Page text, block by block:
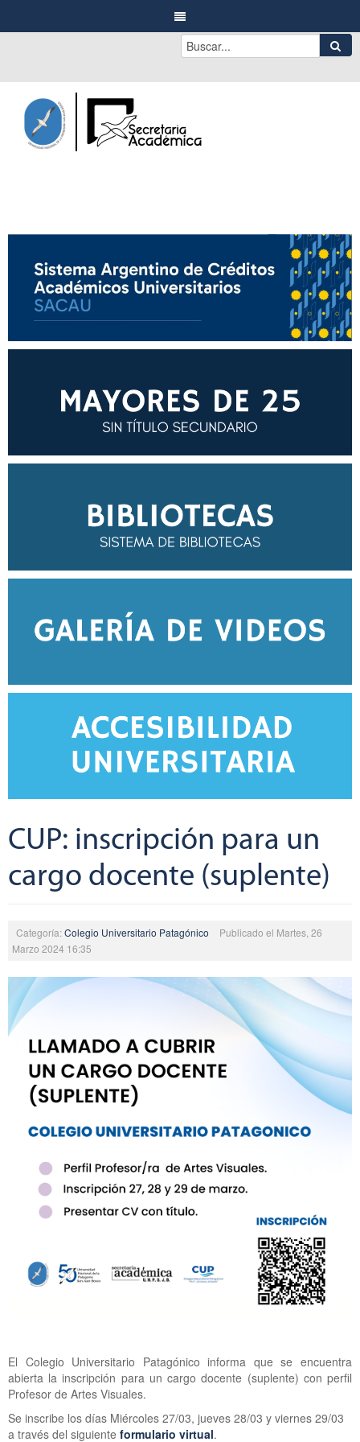
CUP: inscripción para un
cargo docente (suplente)
Categoría:Colegio Universitario Patagónico
Publicado el Martes, 26
Marzo 2024 16:35
El Colegio Universitario Patagónico informa que se encuentra
abierta la inscripción para un cargo docente (suplente) con perfil
Profesor de Artes Visuales.
Se inscribe los días Miércoles 27/03, jueves 28/03 y viernes 29/03
a través del siguiente formulario virtual.